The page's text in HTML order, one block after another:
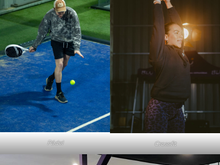
Pádel Crossfit